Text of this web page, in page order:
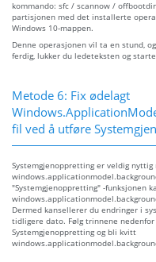
kommando: sfc / scannow /
partisjonen med det installerte
Windows 10-mappen.
Denne operasjonen vil ta en stund,
ferdig, lukker du ledeteksten og
Metode 6: Fix ødelagt
fil ved å utføre
Systemgjenoppretting er veldig nyttig
"Systemgjenoppretting" -funksjonen
Dermed kansellerer du endringer i
tidligere dato. Følg trinnene
Systemgjenoppretting og bli kvitt